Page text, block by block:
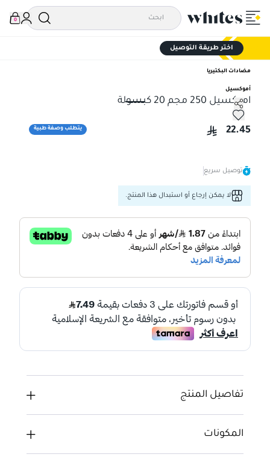
0
اختر طريقة التوصيل
مضادات البكتيريا
أموكسيل
اموكسيل 250 مجم 20 كبسولة
يتطلب وصفة طبية
اموكسيل 250 مجم 20 كبسولة
22.45
توصيل سريع
لا يمكن إرجاع أو استبدال هذا المنتج.
تفاصيل المنتج
المكونات